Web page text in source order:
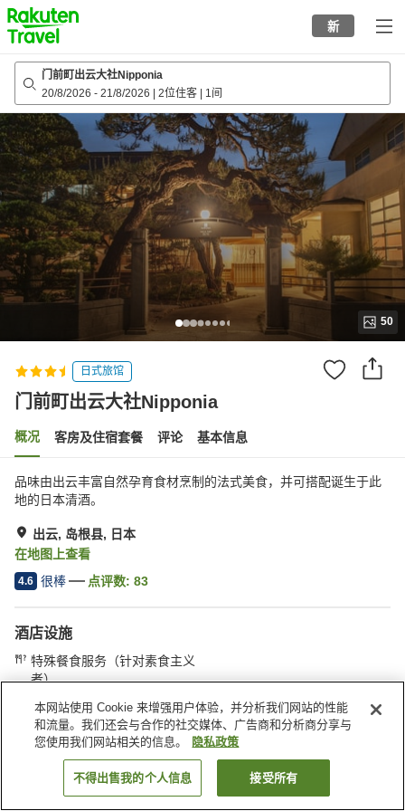
to
top
page
新
门前町出云大社Nipponia
20/8/2026 - 21/8/2026 2位住客 1间
50
日式旅馆
门前町出云大社Nipponia
概况 客房及住宿套餐 评论 基本信息
品味由出云丰富自然孕育食材烹制的法式美食，并可搭配诞生于此
地的日本清酒。
出云, 岛根县, 日本
在地图上查看
4.6 很棒 点评数: 83
酒店设施
特殊餐食服务（针对素食主义
者）
首页 日本 岛根县 出云 门前町出云大社Nipponia
搜索客房
本网站使用 Cookie 来增强用户体验，并分析我们网站的性能
和流量。我们还会与合作的社交媒体、广告商和分析商分享与
您使用我们网站相关的信息。
隐私政策
不得出售我的个人信息 接受所有